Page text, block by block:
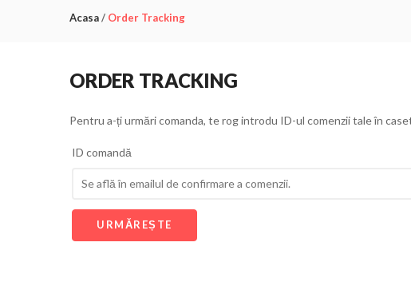
Acasa/ Order Tracking
ORDER TRACKING
Pentru a-ți urmări comanda, te rog introdu ID-ul comenzii tale în
ID comandă
URMĂREȘTE